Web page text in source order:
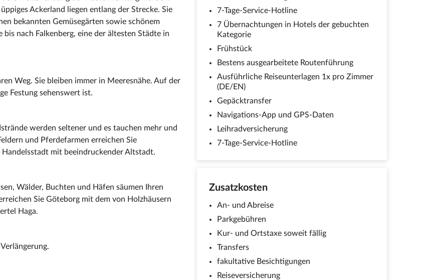
Ackerland liegen entlang der Strecke. Sie
bekannten Gemüsegärten sowie schönem
nach Falkenberg, eine der ältesten Städte in
Weg. Sie bleiben immer in Meeresnähe. Auf der
Festung sehenswert ist.
werden seltener und es tauchen mehr und
und Pferdefarmen erreichen Sie
Handelsstadt mit beeindruckender Altstadt.
Wälder, Buchten und Häfen säumen Ihren
Sie Göteborg mit dem von Holzhäusern
Haga.
7-Tage-Service-Hotline
7 Übernachtungen in Hotels der gebuchten
Kategorie
Frühstück
Bestens ausgearbeitete Routenführung
Ausführliche Reiseunterlagen 1x pro Zimmer
(DE/EN)
Gepäcktransfer
Navigations-App und GPS-Daten
Leihradversicherung
7-Tage-Service-Hotline
Zusatzkosten
An- und Abreise
Parkgebühren
Kur- und Ortstaxe soweit fällig
Transfers
fakultative Besichtigungen
Reiseversicherung